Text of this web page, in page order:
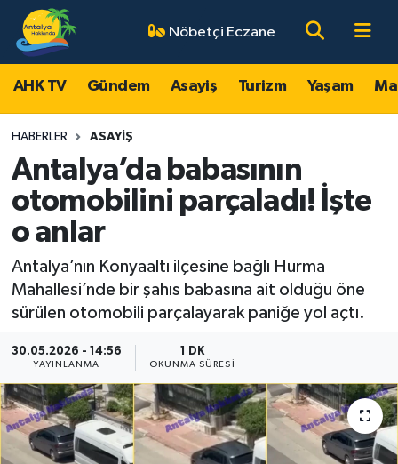
Nöbetçi Eczane
AHK TV Gündem Asayiş Turizm Yaşam
HABERLER ASAYIŞ
Antalya’da babasının
otomobilini parçaladı! İşte
o anlar
Antalya’nın Konyaaltı ilçesine bağlı Hurma
Mahallesi’nde bir şahıs babasına ait olduğu öne
sürülen otomobili parçalayarak paniğe yol açtı.
30.05.2026 - 14:56
YAYINLANMA
1 DK
OKUNMA SÜRESI
AHK TV
Gündem
Asayiş
Turizm
Magazin
Spor
Dünya
Antalya Nöbetçi Eczaneler
Antalya Hava Durumu
Antalya Namaz Vakitleri
Antalya Trafik Yoğunluk Haritası
Tüm Manşetler
Haber Arşivi